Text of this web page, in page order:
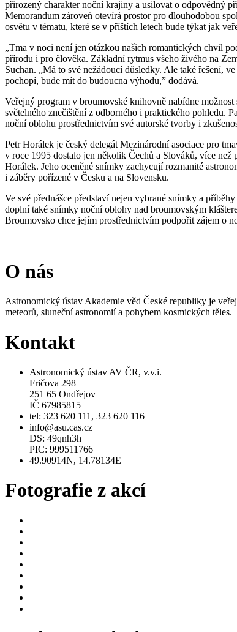
přirozený charakter noční krajiny a usilovat o odpovědný
Memorandum zároveň otevírá prostor pro dlouhodobou
osvětu v tématu, které se v příštích letech bude týkat jak
„Tma v noci není jen otázkou našich romantických chvil
přírodu i pro člověka. Základní rytmus všeho živého na
Suchan. „Má to své nežádoucí důsledky. Ale také řešení,
pochopí, bude mít do budoucna výhodu,” dodává.
Veřejný program v broumovské knihovně nabídne možnost
světelného znečištění z odborného i praktického pohledu.
noční oblohu prostřednictvím své autorské tvorby i
Petr Horálek je český delegát Mezinárodní asociace pro
v roce 1995 dostalo jen několik Čechů a Slováků, více
Horálek. Jeho oceněné snímky zachycují rozmanité
i záběry pořízené v Česku a na Slovensku.
Ve své přednášce představí nejen vybrané snímky a
doplní také snímky noční oblohy nad broumovským
Broumovsko chce jejím prostřednictvím podpořit zájem o
O nás
Astronomický ústav Akademie věd České republiky je
meteorů, sluneční astronomií a pohybem kosmických těles.
Kontakt
Astronomický ústav AV ČR, v.v.i.
Fričova 298
251 65 Ondřejov
IČ 67985815
tel: 323 620 111, 323 620 116
info@asu.cas.cz
DS: 49qnh3h
PIC: 999511766
49.90914N, 14.78134E
Fotografie z akcí